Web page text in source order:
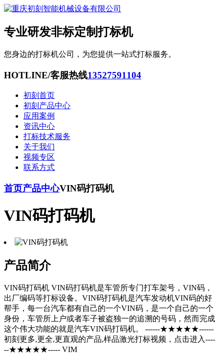
专业研发非标定制打标机
您身边的打标机公司，为您提供一站式打标服务。
HOTLINE/客服热线13527591104
初刻首页
初刻产品中心
应用案例
资讯中心
打标技术服务
关于我们
视频专区
联系方式
首页产品中心VIN码打码机
VIN码打码机
产品简介
VIN码打码机 VIN码打码机是车管所专门打车架号，VIN码，
出厂编码等打标设备。VIN码打码机是汽车发动机VIN码的好
帮手，每一台汽车都有自己的一个VIN码，是一个自己的一个
身份，车管所上户或者车子被盗独一的追溯的号码，然而完成
这个伟大功能的就是汽车VIN码打码机。 ------★★★★★------
初刻更多,更全,更直观的产品,样品激光打标视频，点击进入----
--★★★★★----- VIM